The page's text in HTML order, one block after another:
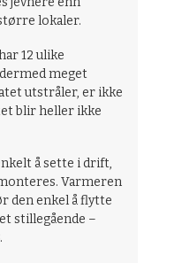
lokaler.
12 ulike
meget
utstråler, er ikke
blir heller ikke
å sette i drift,
Varmeren
den enkel å flytte
stillegående –